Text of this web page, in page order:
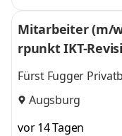
Mitarbeiter (m/
rpunkt IKT-
Fürst Fugger
Augsburg
vor 14 Tagen